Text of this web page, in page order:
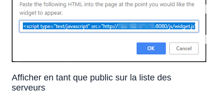
Afficher en tant que public sur la liste des
serveurs